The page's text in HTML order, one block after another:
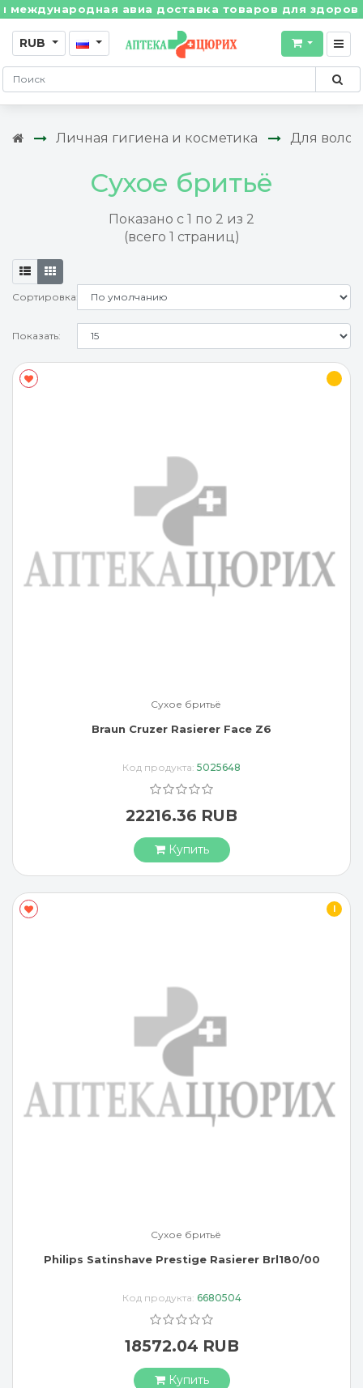
авиа доставка товаров для
RUB
Личная гигиена и косметика Для волос
Сухое бритьё
Показано с 1 по 2 из 2
(всего 1 страниц)
Сортировка:
Показать:
Сухое бритьё
Braun Cruzer Rasierer Face Z6
Код продукта: 5025648
22216.36 RUB
Купить
I
Сухое бритьё
Philips Satinshave Prestige Rasierer Brl180/00
Код продукта: 6680504
18572.04 RUB
Купить